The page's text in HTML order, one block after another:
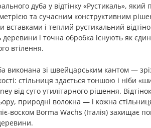
дуба у відтінку «Рустикаль»,
та сучасним конструктивним
і теплий рустикальний
і точна обробка існують як
втілення.
зі швейцарським кантом —
стільниця здається тоншою і ніби
від суто утилітарного рішення.
природні волокна — і кожна
воском Borma Wachs (Італія) захищає